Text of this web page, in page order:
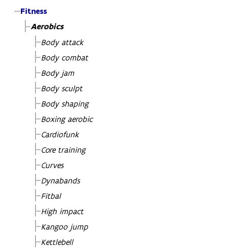
Fitness
Aerobics
Body attack
Body combat
Body jam
Body sculpt
Body shaping
Boxing aerobic
Cardiofunk
Core training
Curves
Dynabands
Fitbal
High impact
Kangoo jump
Kettlebell